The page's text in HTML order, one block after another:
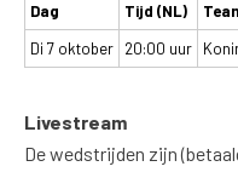
Dag Tijd (NL)
Di 7 oktober
20:00 uur
Livestream
De wedstrijden zijn